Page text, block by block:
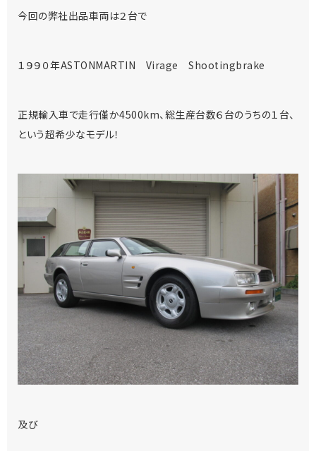
今回の弊社出品車両は２台で
１９９０年ASTONMARTIN Virage Shootingbrake
正規輸入車で走行僅か4500km、総生産台数６台のうちの１台、
という超希少なモデル！
及び